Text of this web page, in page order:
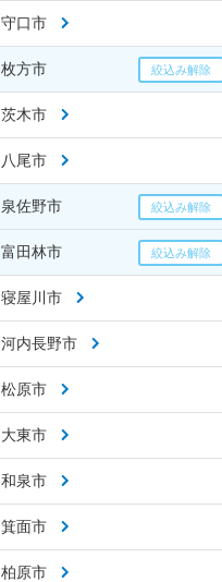
守口市
枚方市
茨木市
八尾市
泉佐野市
富田林市
寝屋川市
河内長野市
松原市
大東市
和泉市
箕面市
柏原市